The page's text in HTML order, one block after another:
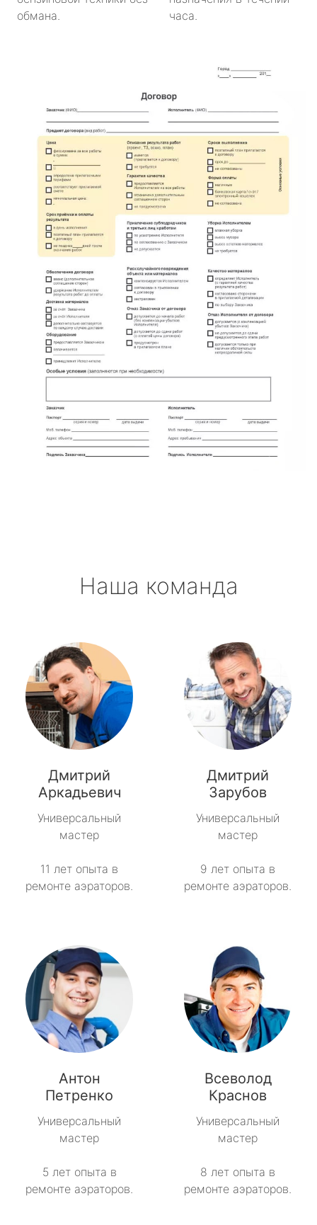
обмана.
часа.
Наша команда
Дмитрий
Аркадьевич
Универсальный
мастер
11 лет опыта в
ремонте аэраторов.
Дмитрий
Зарубов
Универсальный
мастер
9 лет опыта в
ремонте аэраторов.
Антон
Петренко
Универсальный
мастер
5 лет опыта в
ремонте аэраторов.
Всеволод
Краснов
Универсальный
мастер
8 лет опыта в
ремонте аэраторов.